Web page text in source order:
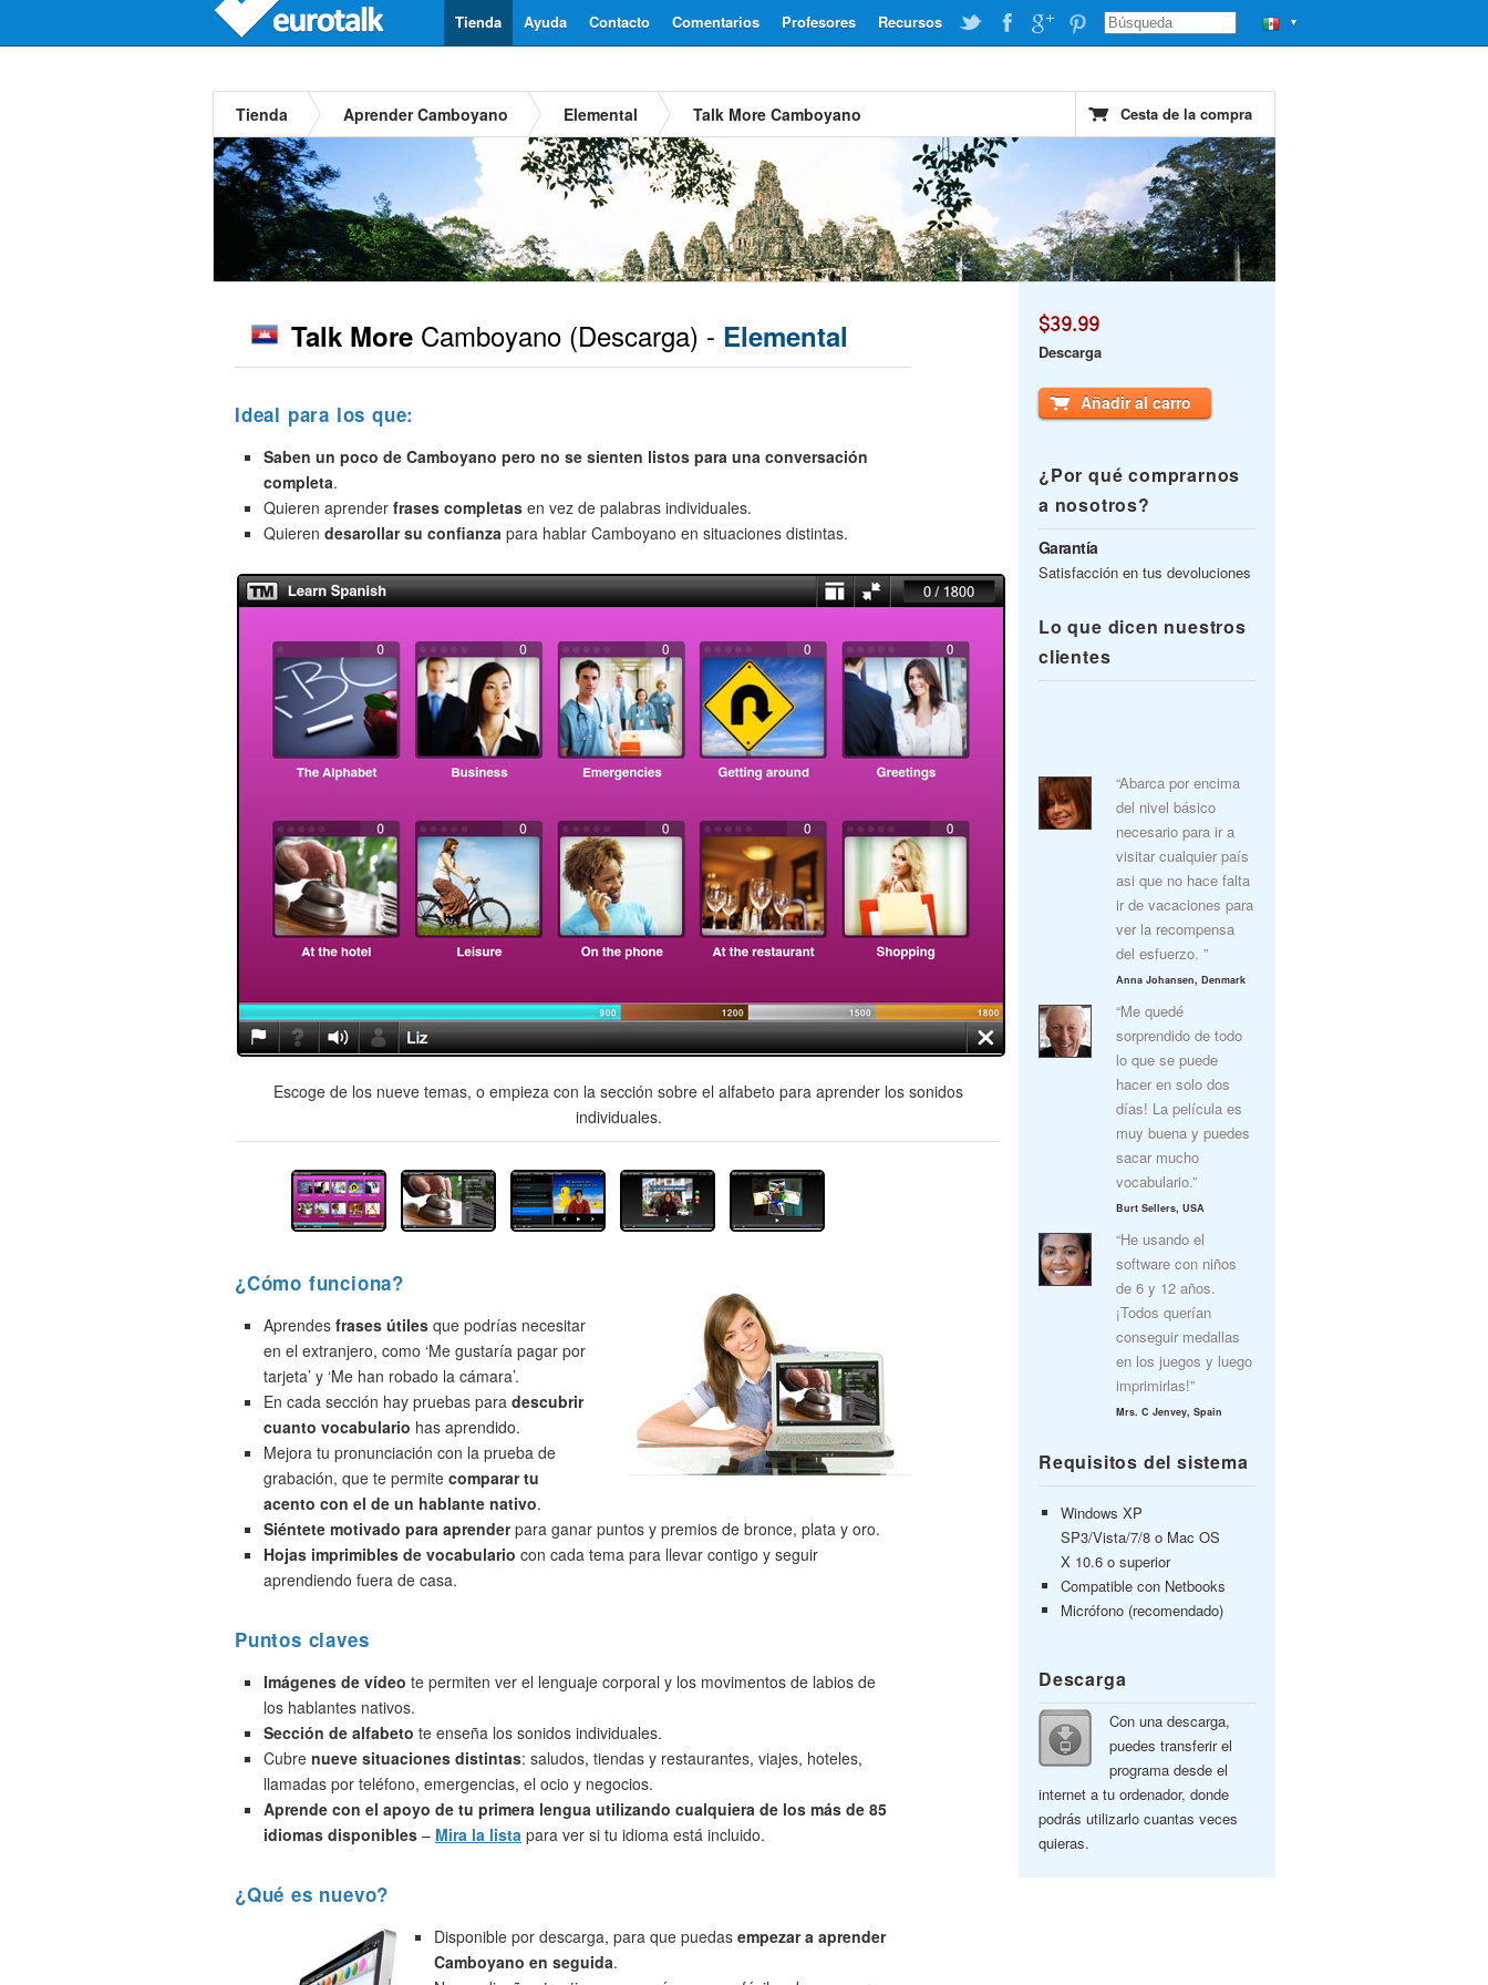
▼
Recursos
Profesores
Comentarios
Contacto
Ayuda
Tienda
Tienda Aprender Camboyano Elemental Talk More Camboyano Cesta de la compra
Talk More Camboyano (Descarga) - Elemental
Ideal para los que:
Saben un poco de Camboyano pero no se sienten listos para una conversación
completa.
Quieren aprender frases completas en vez de palabras individuales.
Quieren desarollar su confianza para hablar Camboyano en situaciones distintas.
Escoge de los nueve temas, o empieza con la sección sobre el alfabeto para aprender los sonidos
individuales.
¿Cómo funciona?
Aprendes frases útiles que podrías necesitar
en el extranjero, como ‘Me gustaría pagar por
tarjeta’ y ‘Me han robado la cámara’.
En cada sección hay pruebas para descubrir
cuanto vocabulario has aprendido.
Mejora tu pronunciación con la prueba de
grabación, que te permite comparar tu
acento con el de un hablante nativo.
Siéntete motivado para aprenderpara ganar puntos y premios de bronce, plata y oro.
Hojas imprimibles de vocabulario con cada tema para llevar contigo y seguir
aprendiendo fuera de casa.
Puntos claves
Imágenes de vídeo te permiten ver el lenguaje corporal y los movimentos de labios de
los hablantes nativos.
Sección de alfabeto te enseña los sonidos individuales.
Cubre nueve situaciones distintas: saludos, tiendas y restaurantes, viajes, hoteles,
llamadas por teléfono, emergencias, el ocio y negocios.
Aprende con el apoyo de tu primera lengua utilizando cualquiera de los más de 85
idiomas disponibles – Mira la lista para ver si tu idioma está incluido.
¿Qué es nuevo?
Disponible por descarga, para que puedas empezar a aprender
Camboyano en seguida.
$39.99
Descarga
Añadir al carro
¿Por qué comprarnos
a nosotros?
Garantía
Satisfacción en tus devoluciones
Lo que dicen nuestros
clientes
“Abarca por encima
del nivel básico
necesario para ir a
visitar cualquier país
asi que no hace falta
ir de vacaciones para
ver la recompensa
del esfuerzo. ”
Anna Johansen, Denmark
“Me quedé
sorprendido de todo
lo que se puede
hacer en solo dos
días! La película es
muy buena y puedes
sacar mucho
vocabulario.”
Burt Sellers, USA
“He usando el
software con niños
de 6 y 12 años.
¡Todos querían
conseguir medallas
en los juegos y luego
imprimirlas!”
Mrs. C Jenvey, Spain
Requisitos del sistema
Windows XP
SP3/Vista/7/8 o Mac OS
X 10.6 o superior
Compatible con Netbooks
Micrófono (recomendado)
Descarga
Con una descarga,
puedes transferir el
programa desde el
internet a tu ordenador, donde
podrás utilizarlo cuantas veces
quieras.